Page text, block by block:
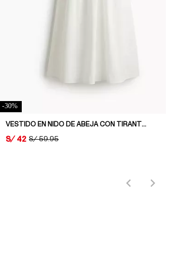
-30%
VESTIDO EN NIDO DE ABEJA CON TIRANTES DE LAZO
ORIGINAL PRICE:
S/ 59.95
PRICE:
S/ 42